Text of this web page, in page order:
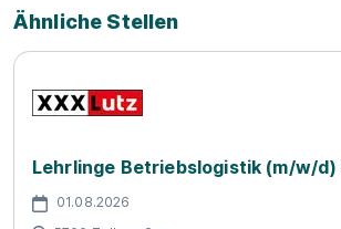
Ähnliche Stellen
Lehrlinge Betriebslogistik (m/w/d)
01.08.2026